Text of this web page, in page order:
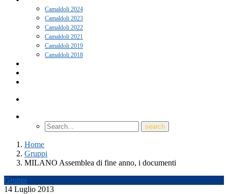
Camaldoli 2024
Camaldoli 2023
Camaldoli 2022
Camaldoli 2021
Camaldoli 2019
Camaldoli 2018
Home
Gruppi
MILANO Assemblea di fine anno, i documenti
Gruppi
14 Luglio 2013